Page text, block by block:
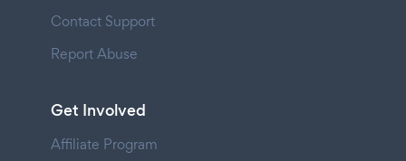
Contact Support
Report Abuse
Get Involved
Affiliate Program